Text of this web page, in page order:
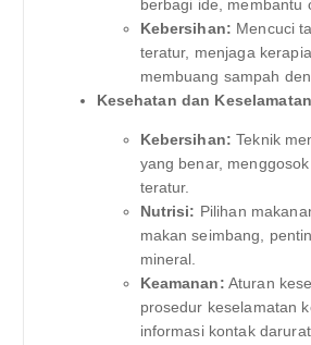
berbagi ide, membantu
Kebersihan: Mencuci
teratur, menjaga
membuang sampah
Kesehatan dan
Kebersihan: Teknik
yang benar,
teratur.
Nutrisi: Pilihan
makan seimbang,
mineral.
Keamanan: Aturan
prosedur keselamatan
informasi kontak darurat.